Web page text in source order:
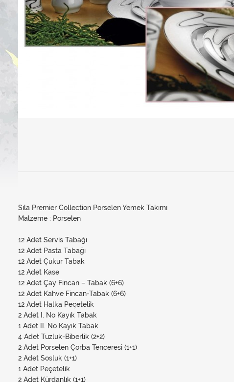
Sıla Premier Collection Porselen Yemek Takımı
Malzeme : Porselen
12 Adet Servis Tabağı
12 Adet Pasta Tabağı
12 Adet Çukur Tabak
12 Adet Kase
12 Adet Çay Fincan – Tabak (6+6)
12 Adet Kahve Fincan-Tabak (6+6)
12 Adet Halka Peçetelik
2 Adet I. No Kayık Tabak
1 Adet II. No Kayık Tabak
4 Adet Tuzluk-Biberlik (2+2)
2 Adet Porselen Çorba Tenceresi (1+1)
2 Adet Sosluk (1+1)
1 Adet Peçetelik
2 Adet Kürdanlık (1+1)